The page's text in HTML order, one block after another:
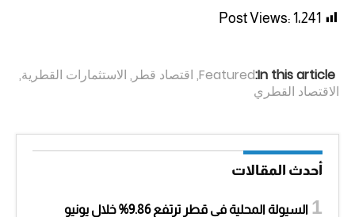
Post Views: 1٬241
In this article:
Featured
, اقتصاد قطر , الاستثمارات القطرية,
الاقتصاد القطري
أحدث المقالات
السيولة المحلية في قطر ترتفع 9.86% خلال يونيو